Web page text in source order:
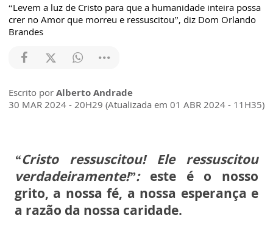
“Levem a luz de Cristo para que a humanidade inteira possa
crer no Amor que morreu e ressuscitou”, diz Dom Orlando
Brandes
Escrito por Alberto Andrade
30 MAR 2024 - 20H29 (Atualizada em 01 ABR 2024 - 11H35)
“Cristo ressuscitou! Ele ressuscitou
verdadeiramente!”:
este é o nosso
grito, a nossa fé, a nossa esperança e
a razão da nossa caridade.